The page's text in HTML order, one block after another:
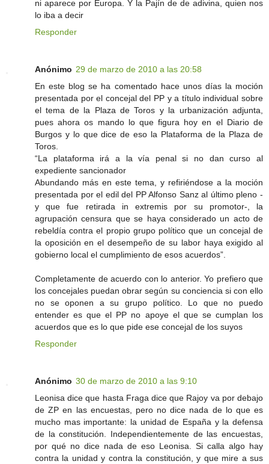
ni aparece por Europa. Y la Pajín de de adivina, quien nos
lo iba a decir
Responder
Anónimo 29 de marzo de 2010 a las 20:58
En este blog se ha comentado hace unos días la moción
presentada por el concejal del PP y a título individual sobre
el tema de la Plaza de Toros y la urbanización adjunta,
pues ahora os mando lo que figura hoy en el Diario de
Burgos y lo que dice de eso la Plataforma de la Plaza de
Toros.
“La plataforma irá a la vía penal si no dan curso al
expediente sancionador
Abundando más en este tema, y refiriéndose a la moción
presentada por el edil del PP Alfonso Sanz al último pleno -
y que fue retirada in extremis por su promotor-, la
agrupación censura que se haya considerado un acto de
rebeldía contra el propio grupo político que un concejal de
la oposición en el desempeño de su labor haya exigido al
gobierno local el cumplimiento de esos acuerdos”.
Completamente de acuerdo con lo anterior. Yo prefiero que
los concejales puedan obrar según su conciencia si con ello
no se oponen a su grupo político. Lo que no puedo
entender es que el PP no apoye el que se cumplan los
acuerdos que es lo que pide ese concejal de los suyos
Responder
Anónimo 30 de marzo de 2010 a las 9:10
Leonisa dice que hasta Fraga dice que Rajoy va por debajo
de ZP en las encuestas, pero no dice nada de lo que es
mucho mas importante: la unidad de España y la defensa
de la constitución. Independientemente de las encuestas,
por qué no dice nada de eso Leonisa. Si calla algo hay
contra la unidad y contra la constitución, y que mire a sus